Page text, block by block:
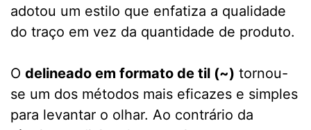
adotou um estilo que enfatiza a qualidade
do traço em vez da quantidade de produto.
O delineado em formato de til (~) tornou-
se um dos métodos mais eficazes e simples
para levantar o olhar. Ao contrário da